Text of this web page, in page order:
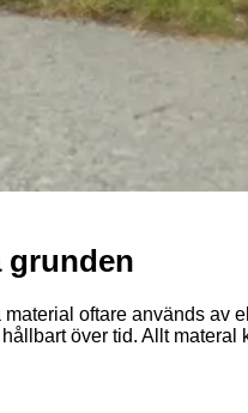
grunden
oftare används av
över tid. Allt